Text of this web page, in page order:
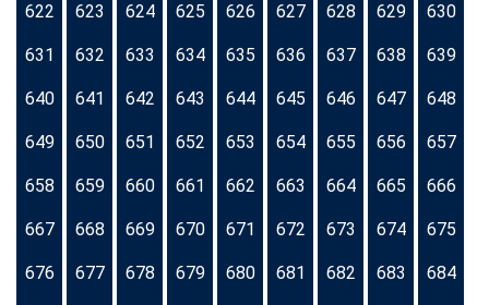
622 623 624 625 626 627 628 629 630
631 632 633 634 635 636 637 638 639
640 641 642 643 644 645 646 647 648
649 650 651 652 653 654 655 656 657
658 659 660 661 662 663 664 665 666
667 668 669 670 671 672 673 674 675
676 677 678 679 680 681 682 683 684